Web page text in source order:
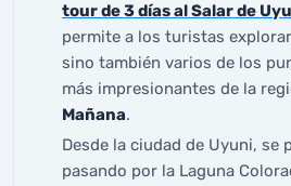
tour de 3 días al Salar de
permite a los turistas
sino también varios de los
más impresionantes de la
Mañana.
Desde la ciudad de Uyuni, se
pasando por la Laguna